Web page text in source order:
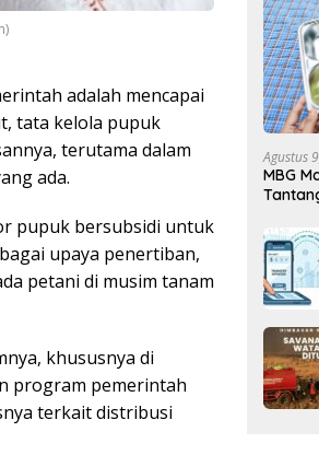
adalah mencapai
tata kelola pupuk
terutama dalam
ada.
pupuk bersubsidi untuk
upaya penertiban,
petani di musim tanam
khususnya di
program pemerintah
terkait distribusi
Agustus
MBG